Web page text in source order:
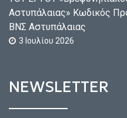
Αστυπάλαιας» Κωδικός
ΒΝΣ Αστυπάλαιας
3 Ιουλίου 2026
NEWSLETTER